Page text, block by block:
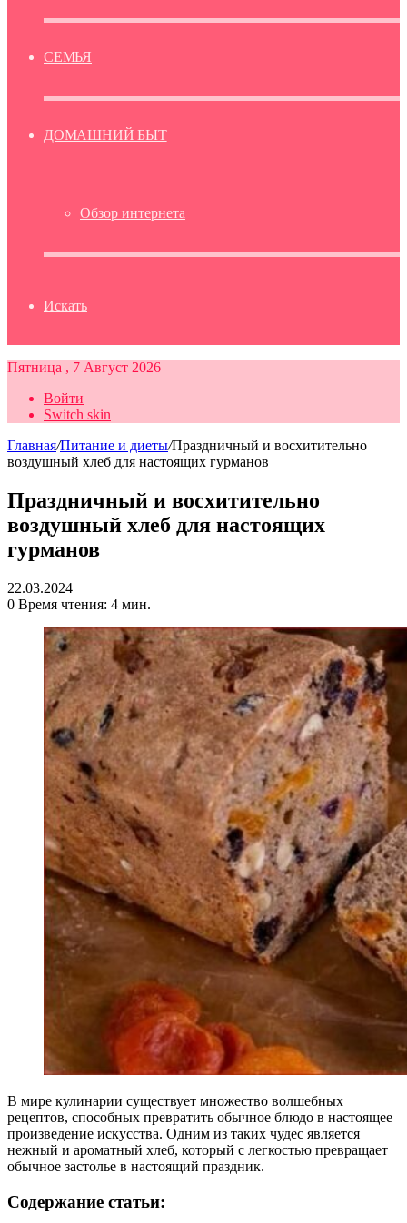
СЕМЬЯ
ДОМАШНИЙ БЫТ
Обзор интернета
Искать
Пятница , 7 Август 2026
Войти
Switch skin
Главная/Питание и диеты/Праздничный и восхитительно
воздушный хлеб для настоящих гурманов
Праздничный и восхитительно
воздушный хлеб для настоящих
гурманов
22.03.2024
0 Время чтения: 4 мин.
В мире кулинарии существует множество волшебных
рецептов, способных превратить обычное блюдо в настоящее
произведение искусства. Одним из таких чудес является
нежный и ароматный хлеб, который с легкостью превращает
обычное застолье в настоящий праздник.
Содержание статьи: